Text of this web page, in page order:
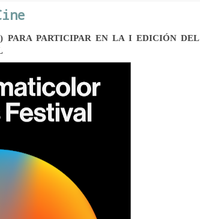
PARA PARTICIPAR EN LA I EDICIÓN DEL